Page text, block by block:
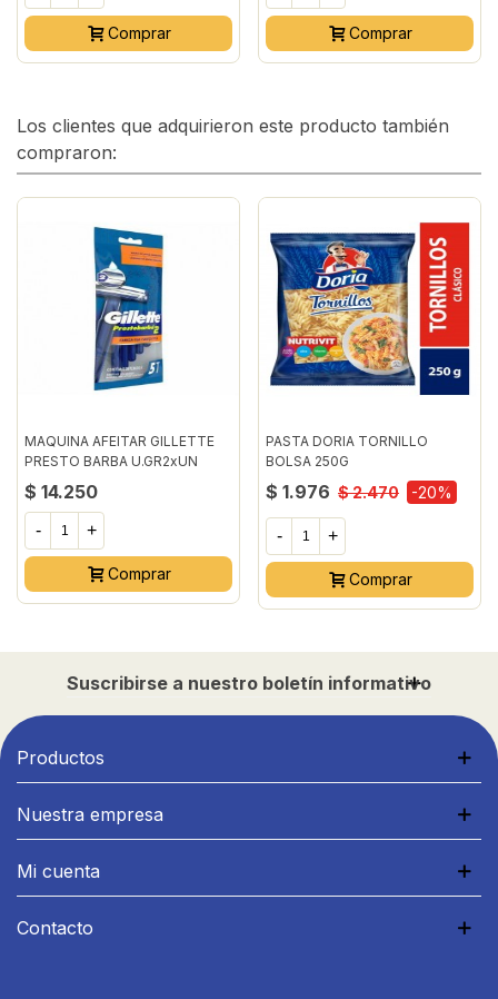
Comprar Comprar
Los clientes que adquirieron este producto también
compraron:
MAQUINA AFEITAR GILLETTE
PRESTO BARBA U.GR2xUN
$ 14.250
- +
Comprar
PASTA DORIA TORNILLO
BOLSA 250G
$ 1.976 $ 2.470 -20%
- +
Comprar
Suscribirse a nuestro boletín informativo
Productos
Nuestra empresa
Mi cuenta
Contacto